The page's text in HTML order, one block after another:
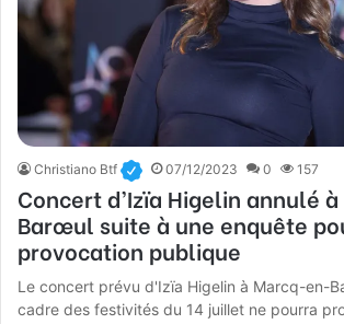
Christiano Btf 07/12/2023 0 157
Concert d’Izïa Higelin annulé
Barœul suite à une enquête
provocation publique
Le concert prévu d'Izïa Higelin à Marcq-en-
cadre des festivités du 14 juillet ne pourra